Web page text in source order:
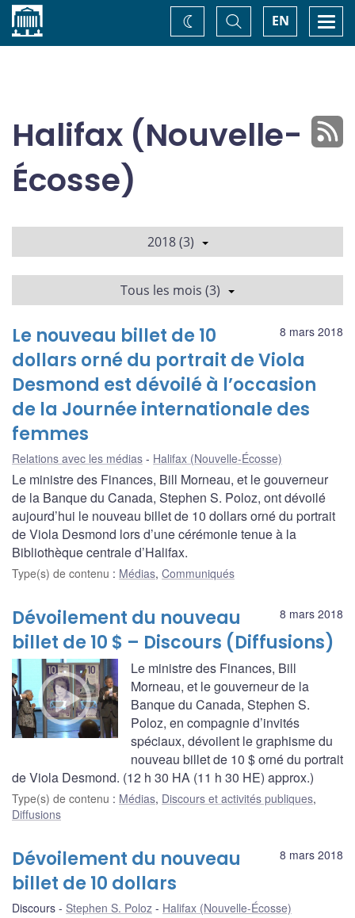
Accueil EN
Basculer
la
recherche
Changez
de
Halifax (Nouvelle-
Écosse)
2018 (3)
Tous les mois (3)
8 mars 2018
Le nouveau billet de 10
dollars orné du portrait de Viola
Desmond est dévoilé à l’occasion
de la Journée internationale des
femmes
Relations avec les médias Halifax (Nouvelle-Écosse)
Le ministre des Finances, Bill Morneau, et le gouverneur
de la Banque du Canada, Stephen S. Poloz, ont dévoilé
aujourd’hui le nouveau billet de 10 dollars orné du portrait
de Viola Desmond lors d’une cérémonie tenue à la
Bibliothèque centrale d’Halifax.
Type(s) de contenu : Médias, Communiqués
8 mars 2018
Dévoilement du nouveau
billet de 10 $ – Discours (Diffusions)
Le ministre des Finances, Bill
Morneau, et le gouverneur de la
Banque du Canada, Stephen S.
Poloz, en compagnie d’invités
spéciaux, dévoilent le graphisme du
nouveau billet de 10 $ orné du portrait
de Viola Desmond. (12 h 30 HA (11 h 30 HE) approx.)
Type(s) de contenu : Médias, Discours et activités publiques,
Diffusions
8 mars 2018
Dévoilement du nouveau
billet de 10 dollars
Discours Stephen S. Poloz Halifax (Nouvelle-Écosse)